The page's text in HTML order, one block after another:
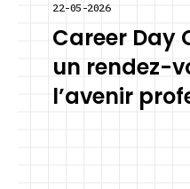
22-05-2026
Career Day
un rendez-
l’avenir